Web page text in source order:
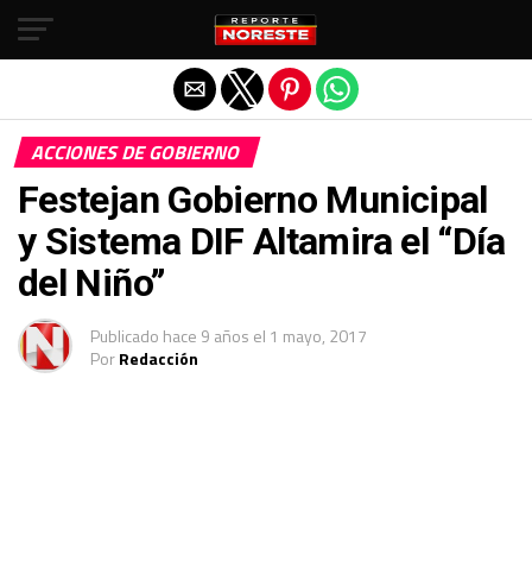
ACCIONES DE GOBIERNO
Festejan Gobierno Municipal
y Sistema DIF Altamira el “Día
del Niño’’
Publicado hace 9 años el 1 mayo, 2017
PorRedacción
Salir de la versión móvil